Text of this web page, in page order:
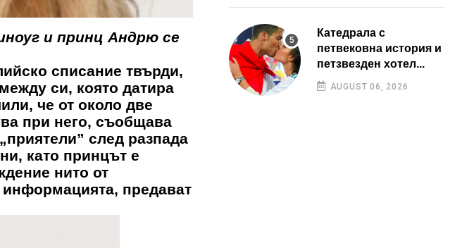
и принц Андрю се
списание твърди,
си, която датира
че от около две
при него, съобщава
след разпада
като принцът е
нито от
информацията, предават
Катедрала с
петвековна история и
петзвезден хотел...
AUGUST 06, 2026